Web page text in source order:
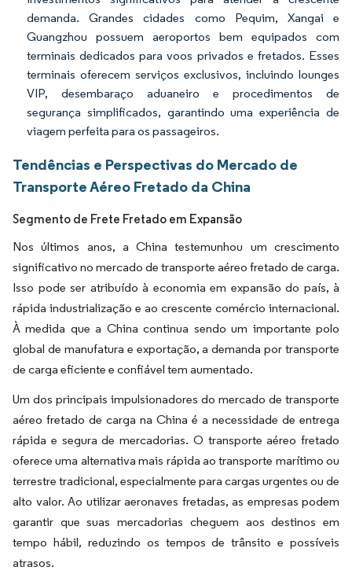
demanda. Grandes cidades como Pequim, Xangai e
Guangzhou possuem aeroportos bem equipados com
terminais dedicados para voos privados e fretados. Esses
terminais oferecem serviços exclusivos, incluindo lounges
VIP, desembaraço aduaneiro e procedimentos de
segurança simplificados, garantindo uma experiência de
viagem perfeita para os passageiros.
Tendências e Perspectivas do Mercado de
Transporte Aéreo Fretado da China
Segmento de Frete Fretado em Expansão
Nos últimos anos, a China testemunhou um crescimento
significativo no mercado de transporte aéreo fretado de carga.
Isso pode ser atribuído à economia em expansão do país, à
rápida industrialização e ao crescente comércio internacional.
À medida que a China continua sendo um importante polo
global de manufatura e exportação, a demanda por transporte
de carga eficiente e confiável tem aumentado.
Um dos principais impulsionadores do mercado de transporte
aéreo fretado de carga na China é a necessidade de entrega
rápida e segura de mercadorias. O transporte aéreo fretado
oferece uma alternativa mais rápida ao transporte marítimo ou
terrestre tradicional, especialmente para cargas urgentes ou de
alto valor. Ao utilizar aeronaves fretadas, as empresas podem
garantir que suas mercadorias cheguem aos destinos em
tempo hábil, reduzindo os tempos de trânsito e possíveis
atrasos.